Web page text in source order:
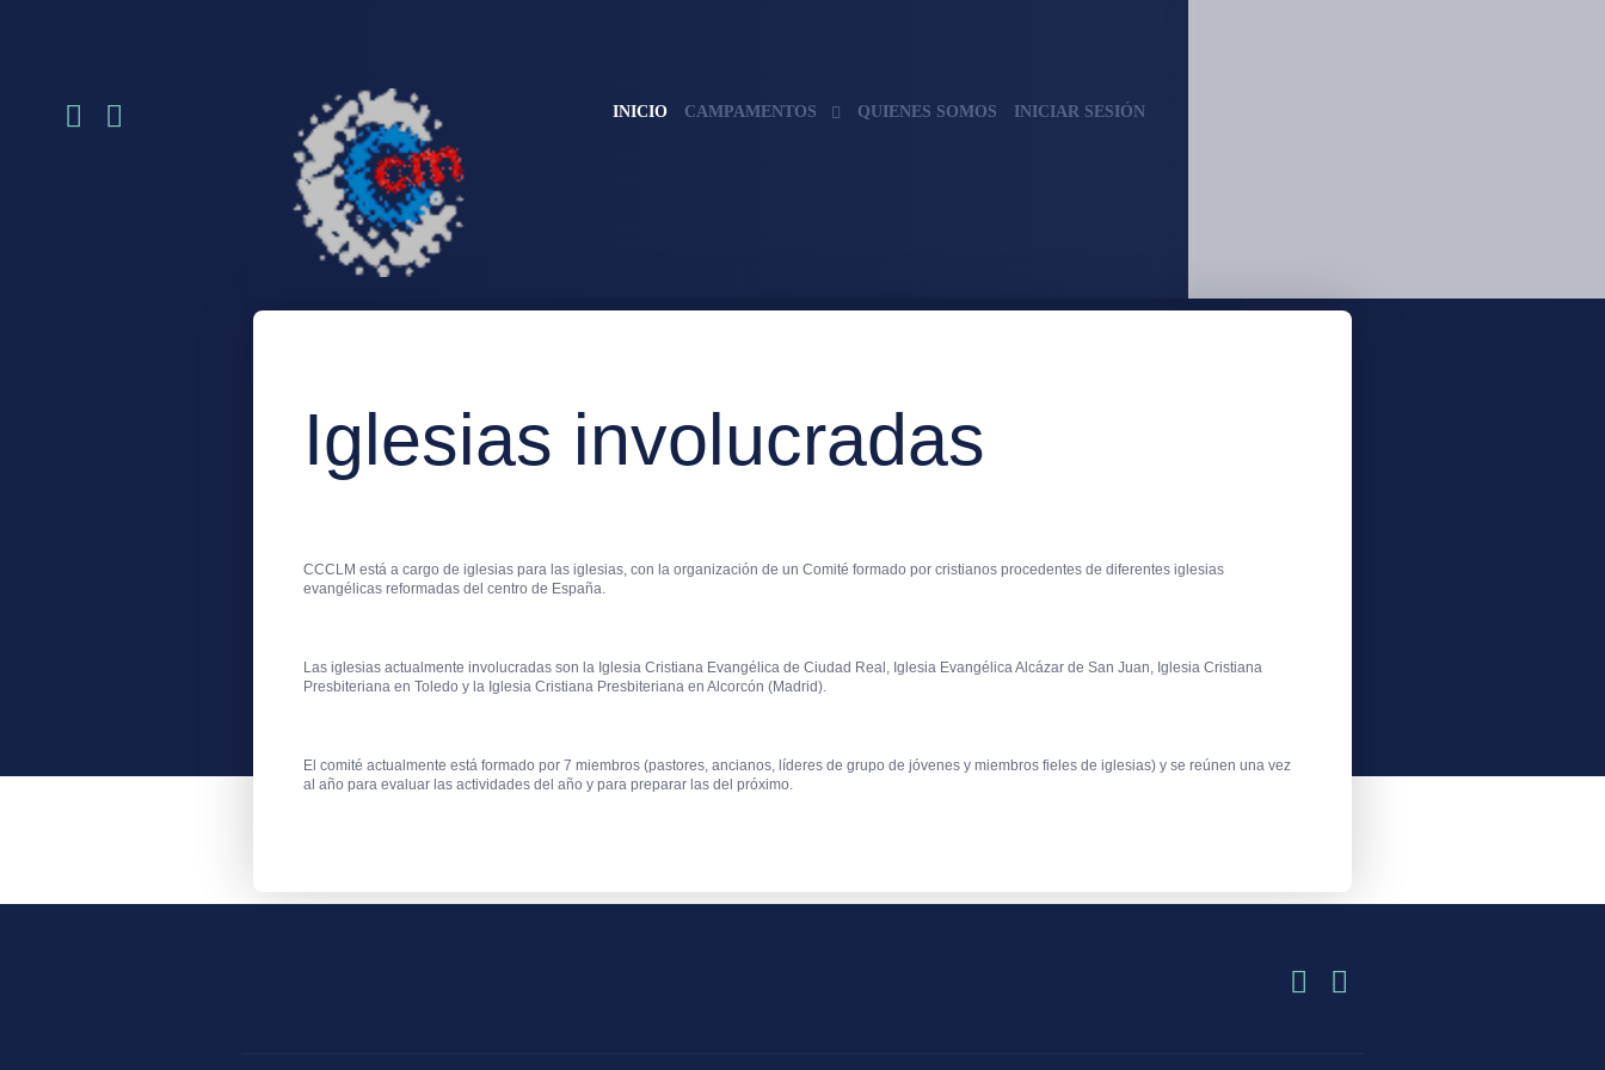
INICIO CAMPAMENTOS QUIENES SOMOS INICIAR SESIÓN
Iglesias involucradas
CCCLM está a cargo de iglesias para las iglesias, con la organización de un Comité formado por cristianos procedentes de diferentes iglesias
evangélicas reformadas del centro de España.
Las iglesias actualmente involucradas son la Iglesia Cristiana Evangélica de Ciudad Real, Iglesia Evangélica Alcázar de San Juan, Iglesia Cristiana
Presbiteriana en Toledo y la Iglesia Cristiana Presbiteriana en Alcorcón (Madrid).
El comité actualmente está formado por 7 miembros (pastores, ancianos, líderes de grupo de jóvenes y miembros fieles de iglesias) y se reúnen una vez
al año para evaluar las actividades del año y para preparar las del próximo.